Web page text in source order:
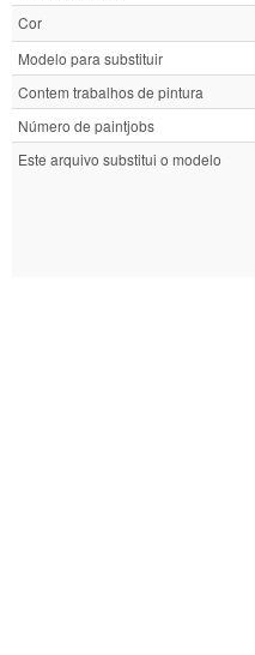
Cor
Modelo para substituir
Contem trabalhos de pintura
Número de paintjobs
Este arquivo substitui o modelo